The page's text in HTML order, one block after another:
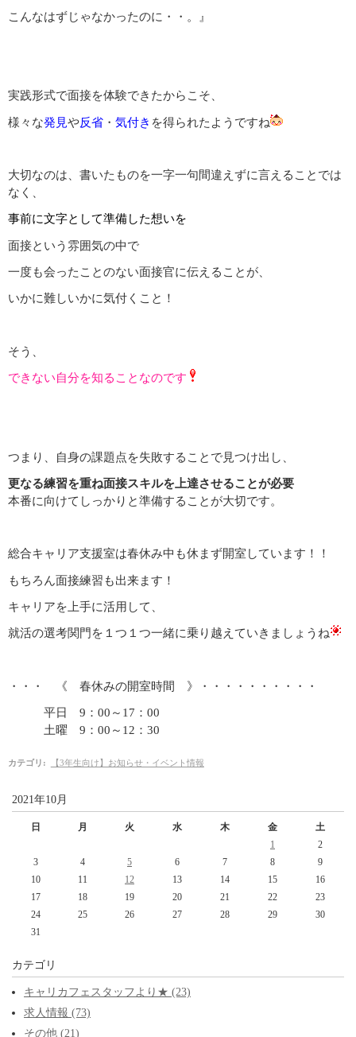
こんなはずじゃなかったのに・・。』
実践形式で面接を体験できたからこそ、
様々な発見や反省 ・ 気付き を得られたようですね
大切なのは、書いたものを一字一句間違えずに言えることでは
なく、
事前に文字として準備した想いを
面接という雰囲気の中で
一度も会ったことのない面接官に伝えることが、
いかに難しいかに気付くこと！
そう、
できない自分を知ることなのです
つまり、自身の課題点を失敗することで見つけ出し、
更なる練習を重ね面接スキルを上達させることが必要
本番に向けてしっかりと準備することが大切です。
総合キャリア支援室は春休み中も休まず開室しています！！
もちろん面接練習も出来ます！
キャリアを上手に活用して、
就活の選考関門を１つ１つ一緒に乗り越えていきましょうね
・・・ 《 春休みの開室時間 》・・・・・・・・・・
平日 9：00～17：00
土曜 9：00～12：30
カテゴリ : 【3年生向け】お知らせ・イベント情報
2021年10月
日 月 火 水 木 金
土
1
2
3
4 5 6 7 8
9
10
11 12 13 14 15
16
17
18 19 20 21 22
23
24
25 26 27 28 29
30
31
カテゴリ
キャリカフェスタッフより★ (23)
求人情報 (73)
その他 (21)